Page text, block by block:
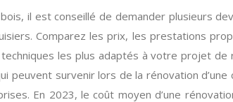
il est conseillé de demander plusieurs
Comparez les prix, les prestations
les plus adaptés à votre projet
survenir lors de la rénovation
En 2023, le coût moyen d’une